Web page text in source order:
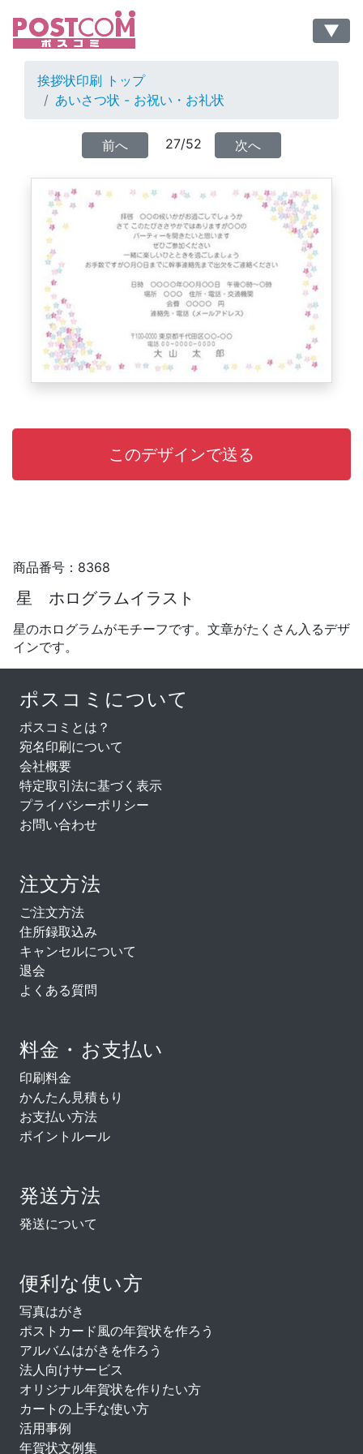
▼
挨拶状印刷 トップ
あいさつ状 - お祝い・お礼状
27/52
商品番号：8368
星 ホログラムイラスト
星のホログラムがモチーフです。文章がたくさん入るデザ
インです。
ポスコミについて
ポスコミとは？
宛名印刷について
会社概要
特定取引法に基づく表示
プライバシーポリシー
お問い合わせ
注文方法
ご注文方法
住所録取込み
キャンセルについて
退会
よくある質問
料金・お支払い
印刷料金
かんたん見積もり
お支払い方法
ポイントルール
発送方法
発送について
便利な使い方
写真はがき
ポストカード風の年賀状を作ろう
アルバムはがきを作ろう
法人向けサービス
オリジナル年賀状を作りたい方
カートの上手な使い方
活用事例
年賀状文例集